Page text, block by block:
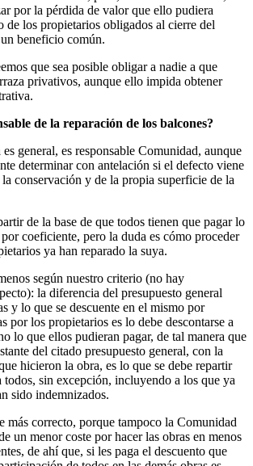
por la pérdida de valor que ello pudiera
de los propietarios obligados al cierre del
beneficio común.
que sea posible obligar a nadie a que
privativos, aunque ello impida obtener
de la reparación de los balcones?
general, es responsable Comunidad, aunque
determinar con antelación si el defecto viene
conservación y de la propia superficie de la
de la base de que todos tienen que pagar lo
coeficiente, pero la duda es cómo proceder
ya han reparado la suya.
según nuestro criterio (no hay
la diferencia del presupuesto general
y lo que se descuente en el mismo por
por los propietarios es lo debe descontarse a
lo que ellos pudieran pagar, de tal manera que
del citado presupuesto general, con la
hicieron la obra, es lo que se debe repartir
todos, sin excepción, incluyendo a los que ya
sido indemnizados.
más correcto, porque tampoco la Comunidad
un menor coste por hacer las obras en menos
de ahí que, si les paga el descuento que